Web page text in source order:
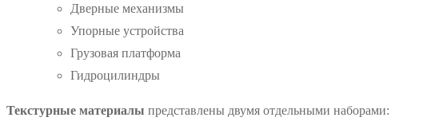
Дверные механизмы
Упорные устройства
Грузовая платформа
Гидроцилиндры
Текстурные материалы представлены двумя отдельными наборами: